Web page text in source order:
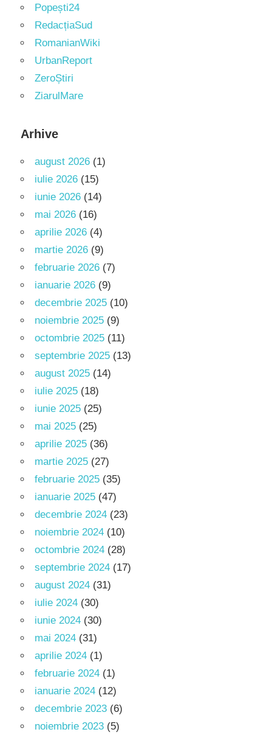
Popești24
RedacțiaSud
RomanianWiki
UrbanReport
ZeroȘtiri
ZiarulMare
Arhive
august 2026 (1)
iulie 2026 (15)
iunie 2026 (14)
mai 2026 (16)
aprilie 2026 (4)
martie 2026 (9)
februarie 2026 (7)
ianuarie 2026 (9)
decembrie 2025 (10)
noiembrie 2025 (9)
octombrie 2025 (11)
septembrie 2025 (13)
august 2025 (14)
iulie 2025 (18)
iunie 2025 (25)
mai 2025 (25)
aprilie 2025 (36)
martie 2025 (27)
februarie 2025 (35)
ianuarie 2025 (47)
decembrie 2024 (23)
noiembrie 2024 (10)
octombrie 2024 (28)
septembrie 2024 (17)
august 2024 (31)
iulie 2024 (30)
iunie 2024 (30)
mai 2024 (31)
aprilie 2024 (1)
februarie 2024 (1)
ianuarie 2024 (12)
decembrie 2023 (6)
noiembrie 2023 (5)